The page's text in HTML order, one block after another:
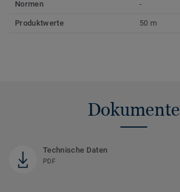
Normen
-
Produktwerte 50 m
Dokumente
Technische Daten
PDF